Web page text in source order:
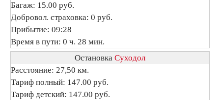
Багаж: 15.00 руб.
Добровол. страховка: 0 руб.
Прибытие: 09:28
Время в пути: 0 ч. 28 мин.
Остановка Суходол
Расстояние: 27,50 км.
Тариф полный: 147.00 руб.
Тариф детский: 147.00 руб.